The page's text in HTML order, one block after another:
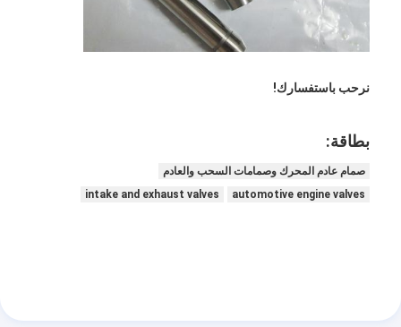
فيديوهات
حولنا
جولة في المصنع
اتصل بنا
نرحب باستفسارك!
بطاقة:
صمام عادم المحرك وصمامات السحب والعادم
automotive engine valves
intake and exhaust valves